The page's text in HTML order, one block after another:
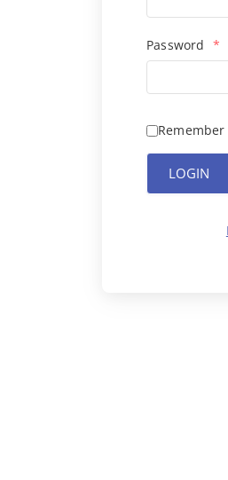
Password *
LOGIN